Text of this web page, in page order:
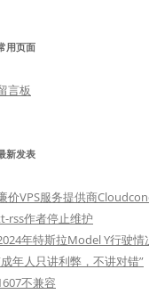
用页面
言板
新发表
价VPS服务提供商
rss作者停止维护
年特斯拉Model Y行驶情
成年人只讲利弊，不讲对错”
不兼容